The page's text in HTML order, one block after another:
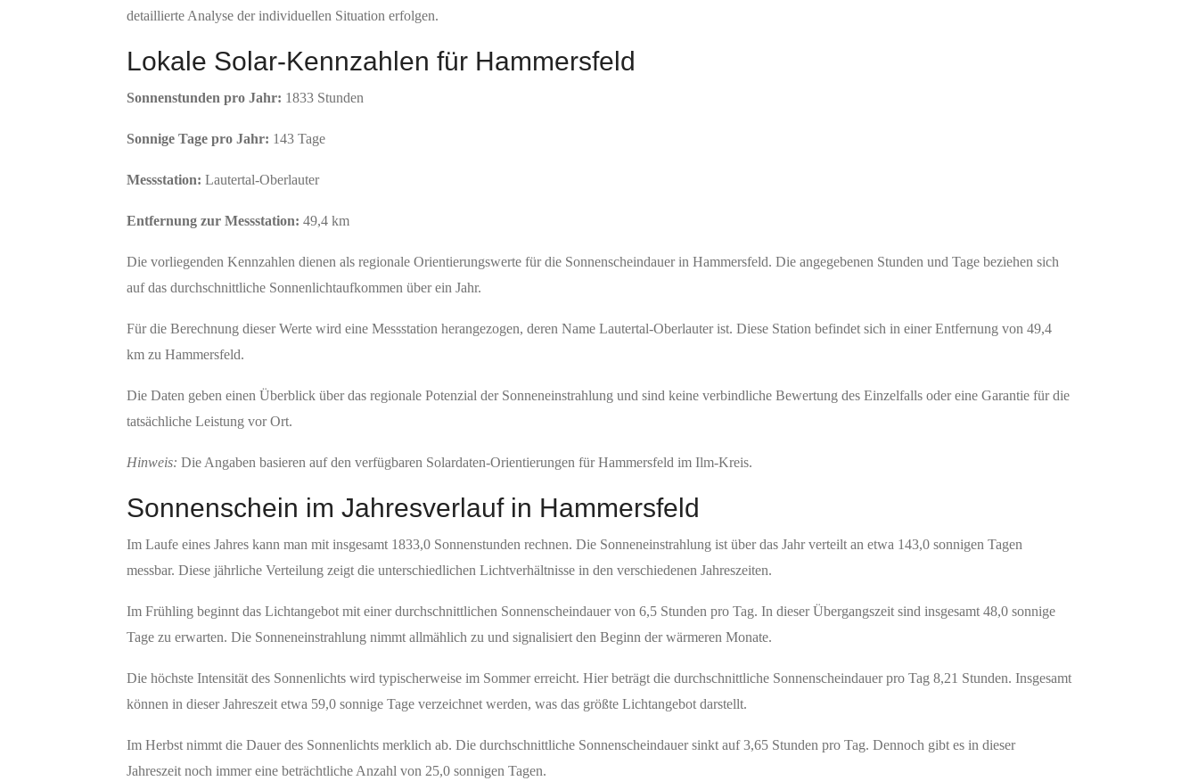
detaillierte Analyse der individuellen Situation erfolgen.
Lokale Solar-Kennzahlen für Hammersfeld
Sonnenstunden pro Jahr: 1833 Stunden
Sonnige Tage pro Jahr: 143 Tage
Messstation: Lautertal-Oberlauter
Entfernung zur Messstation: 49,4 km
Die vorliegenden Kennzahlen dienen als regionale Orientierungswerte für die Sonnenscheindauer in Hammersfeld. Die angegebenen Stunden und Tage beziehen sich
auf das durchschnittliche Sonnenlichtaufkommen über ein Jahr.
Für die Berechnung dieser Werte wird eine Messstation herangezogen, deren Name Lautertal-Oberlauter ist. Diese Station befindet sich in einer Entfernung von 49,4
km zu Hammersfeld.
Die Daten geben einen Überblick über das regionale Potenzial der Sonneneinstrahlung und sind keine verbindliche Bewertung des Einzelfalls oder eine Garantie für die
tatsächliche Leistung vor Ort.
Hinweis: Die Angaben basieren auf den verfügbaren Solardaten-Orientierungen für Hammersfeld im Ilm-Kreis.
Sonnenschein im Jahresverlauf in Hammersfeld
Im Laufe eines Jahres kann man mit insgesamt 1833,0 Sonnenstunden rechnen. Die Sonneneinstrahlung ist über das Jahr verteilt an etwa 143,0 sonnigen Tagen
messbar. Diese jährliche Verteilung zeigt die unterschiedlichen Lichtverhältnisse in den verschiedenen Jahreszeiten.
Im Frühling beginnt das Lichtangebot mit einer durchschnittlichen Sonnenscheindauer von 6,5 Stunden pro Tag. In dieser Übergangszeit sind insgesamt 48,0 sonnige
Tage zu erwarten. Die Sonneneinstrahlung nimmt allmählich zu und signalisiert den Beginn der wärmeren Monate.
Die höchste Intensität des Sonnenlichts wird typischerweise im Sommer erreicht. Hier beträgt die durchschnittliche Sonnenscheindauer pro Tag 8,21 Stunden. Insgesamt
können in dieser Jahreszeit etwa 59,0 sonnige Tage verzeichnet werden, was das größte Lichtangebot darstellt.
Im Herbst nimmt die Dauer des Sonnenlichts merklich ab. Die durchschnittliche Sonnenscheindauer sinkt auf 3,65 Stunden pro Tag. Dennoch gibt es in dieser
Jahreszeit noch immer eine beträchtliche Anzahl von 25,0 sonnigen Tagen.